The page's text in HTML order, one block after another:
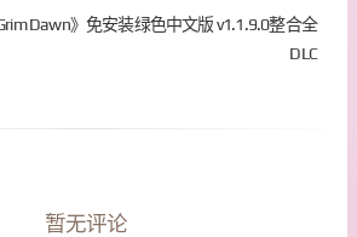
Dawn》免安装绿色中文版 v1.1.9.0整合全
DLC
暂无评论